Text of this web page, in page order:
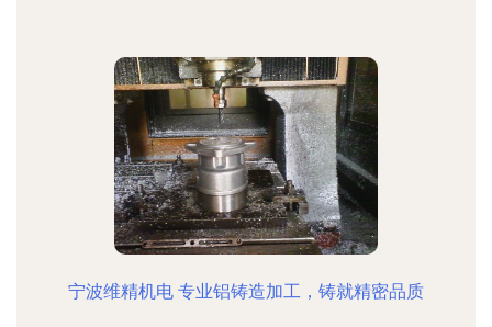
宁波维精机电 专业铝铸造加工，铸就精密品质